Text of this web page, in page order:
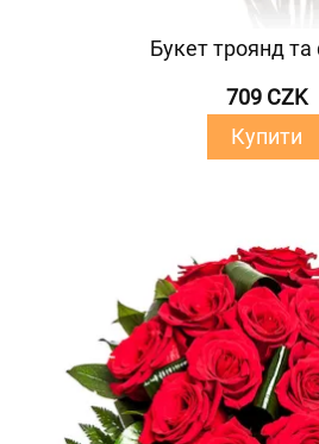
Букет троянд та
709 CZK
Купити